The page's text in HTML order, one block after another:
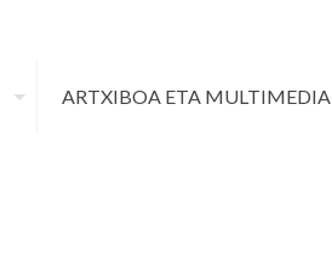
ARTXIBOA ETA MULTIMEDIA